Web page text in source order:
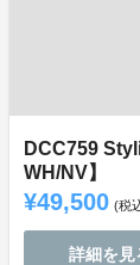
DCC759
WH/NV】
¥49,500 (税
詳細を見